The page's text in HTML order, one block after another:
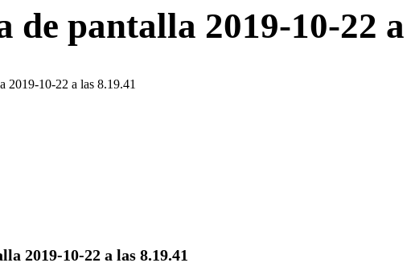
de pantalla 2019-10-22 a
2019-10-22 a las 8.19.41
2019-10-22 a las 8.19.41